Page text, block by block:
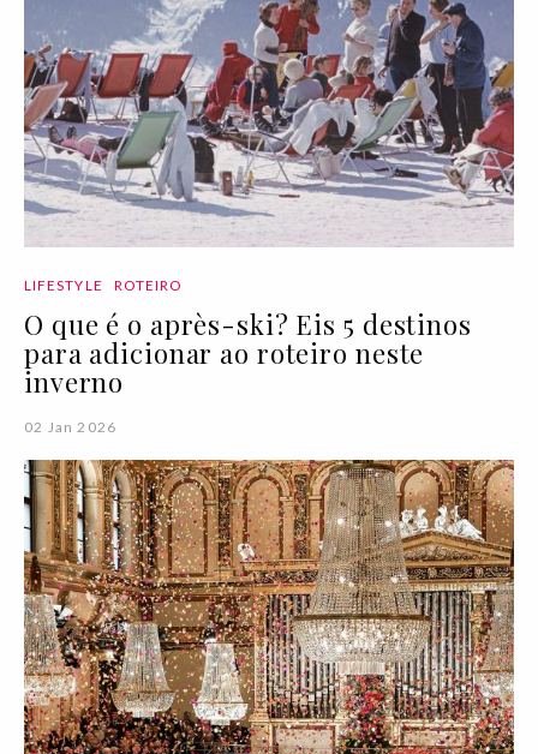
LIFESTYLE ROTEIRO
O que é o après-ski? Eis 5 destinos
para adicionar ao roteiro neste
inverno
02 Jan 2026